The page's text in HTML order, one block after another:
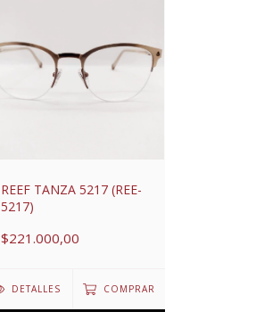
REEF TANZA 5217 (REE-
5217)
$221.000,00
DETALLES COMPRAR